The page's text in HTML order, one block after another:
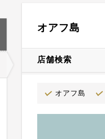
オアフ島
店舗検索
オアフ島